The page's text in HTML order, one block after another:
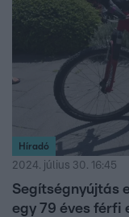
Híradó
2024. július 30. 16:45
Segítségnyújtás
egy 79 éves férfi